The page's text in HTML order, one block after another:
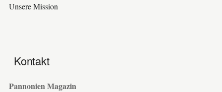
Unsere Mission
Kontakt
Pannonien Magazin